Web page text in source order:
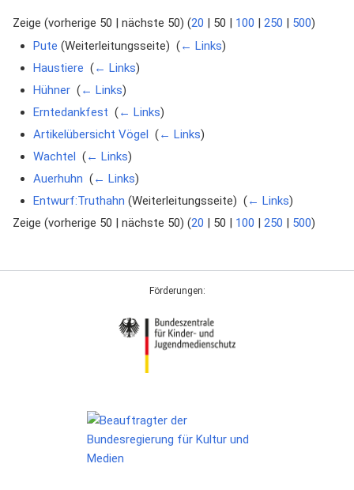
Zeige (vorherige 50 nächste 50) (20 50 100 250 500)
Pute (Weiterleitungsseite) ‎ (← Links)
Haustiere (← Links)
Hühner‎ (← Links)
Erntedankfest (← Links)
Artikelübersicht Vögel (← Links)
Wachtel (← Links)
Auerhuhn (← Links)
Entwurf:Truthahn (Weiterleitungsseite) ‎ (← Links)
Zeige (vorherige 50 | nächste 50) (20 | 50 | 100 | 250 | 500)
Förderungen: